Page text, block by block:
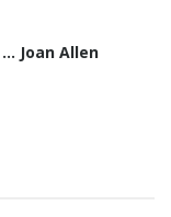
Joan Allen